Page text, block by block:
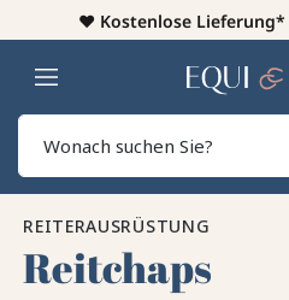
♥️ Kostenlose
Heim
REITERAUSRÜSTUNG
Reitchaps